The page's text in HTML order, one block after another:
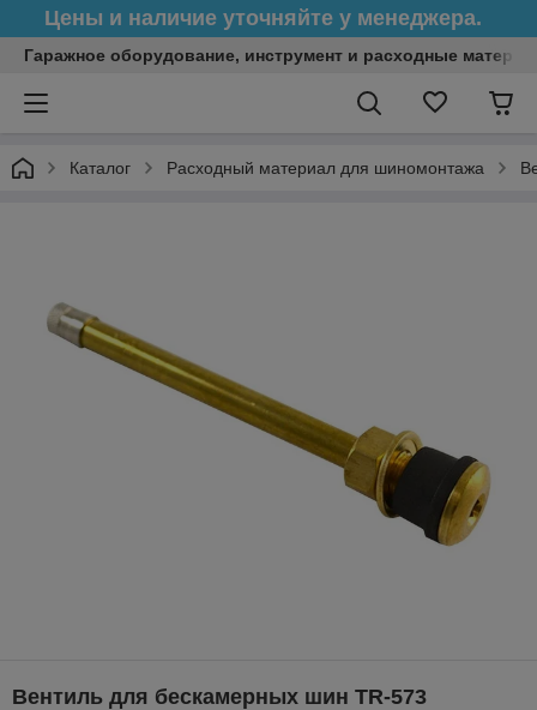
Цены и наличие уточняйте у менеджера.
Гаражное оборудование, инструмент и расходные
Каталог Расходный материал для шиномонтажа
Вентиль для бескамерных шин TR-573